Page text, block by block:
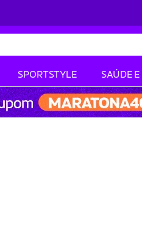
SPORTSTYLE SAÚDE